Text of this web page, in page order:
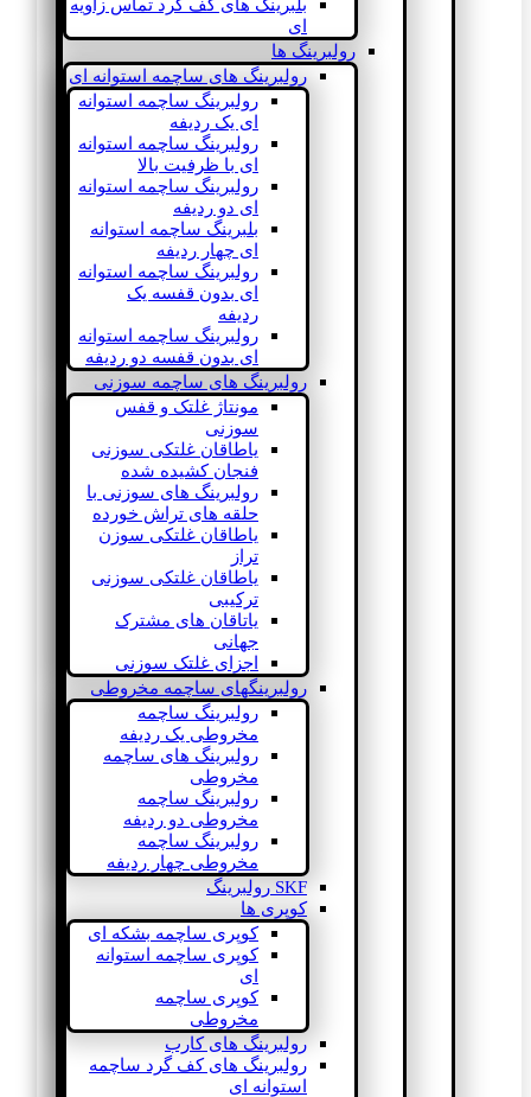
بلبرینگ های کف گرد تماس زاویه
ای
رولبرینگ ها
رولبرینگ های ساچمه استوانه ای
رولبرینگ ساچمه استوانه
ای یک ردیفه
رولبرینگ ساچمه استوانه
ای با ظرفیت بالا
رولبرینگ ساچمه استوانه
ای دو ردیفه
بلبرینگ ساچمه استوانه
ای چهار ردیفه
رولبرینگ ساچمه استوانه
ای بدون قفسه یک
ردیفه
رولبرینگ ساچمه استوانه
ای بدون قفسه دو ردیفه
رولبرینگ های ساچمه سوزنی
مونتاژ غلتک و قفس
سوزنی
یاطاقان غلتکی سوزنی
فنجان کشیده شده
رولبرینگ های سوزنی با
حلقه های تراش خورده
یاطاقان غلتکی سوزن
تراز
یاطاقان غلتکی سوزنی
ترکیبی
یاتاقان های مشترک
جهانی
اجزای غلتک سوزنی
رولبرینگهای ساچمه مخروطی
رولبرینگ ساچمه
مخروطی یک ردیفه
رولبرینگ های ساچمه
مخروطی
رولبرینگ ساچمه
مخروطی دو ردیفه
رولبرینگ ساچمه
مخروطی چهار ردیفه
SKF رولبرینگ
کوپری ها
کوپری ساچمه بشکه ای
کوپری ساچمه استوانه
ای
کوپری ساچمه
مخروطی
رولبرینگ های کارب
رولبرینگ های کف گرد ساچمه
استوانه ای